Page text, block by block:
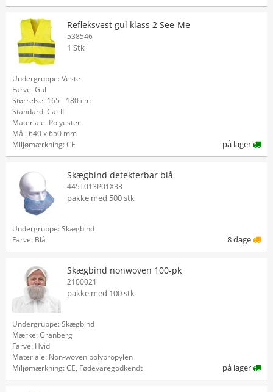
Refleksvest gul klass 2 See-Me
538546
1 Stk
Undergruppe: Veste
Farve: Gul
Størrelse: 165 - 180 cm
Standard: Cat II
Materiale: Polyester
Mål: 640 x 650 mm
Miljømærkning: CE
på lager
Skægbind detekterbar blå
445T013P01X33
pakke med 500 stk
Undergruppe: Skægbind
Farve: Blå
8 dage
Skægbind nonwoven 100-pk
2100021
pakke med 100 stk
Undergruppe: Skægbind
Mærke: Granberg
Farve: Hvid
Materiale: Non-woven polypropylen
Miljømærkning: CE, Fødevaregodkendt
på lager